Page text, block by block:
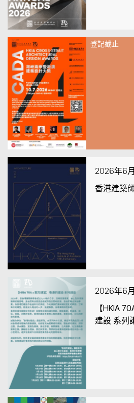
登記截止
2026年6
香港建築
2026年6
【HKIA
建設 系列